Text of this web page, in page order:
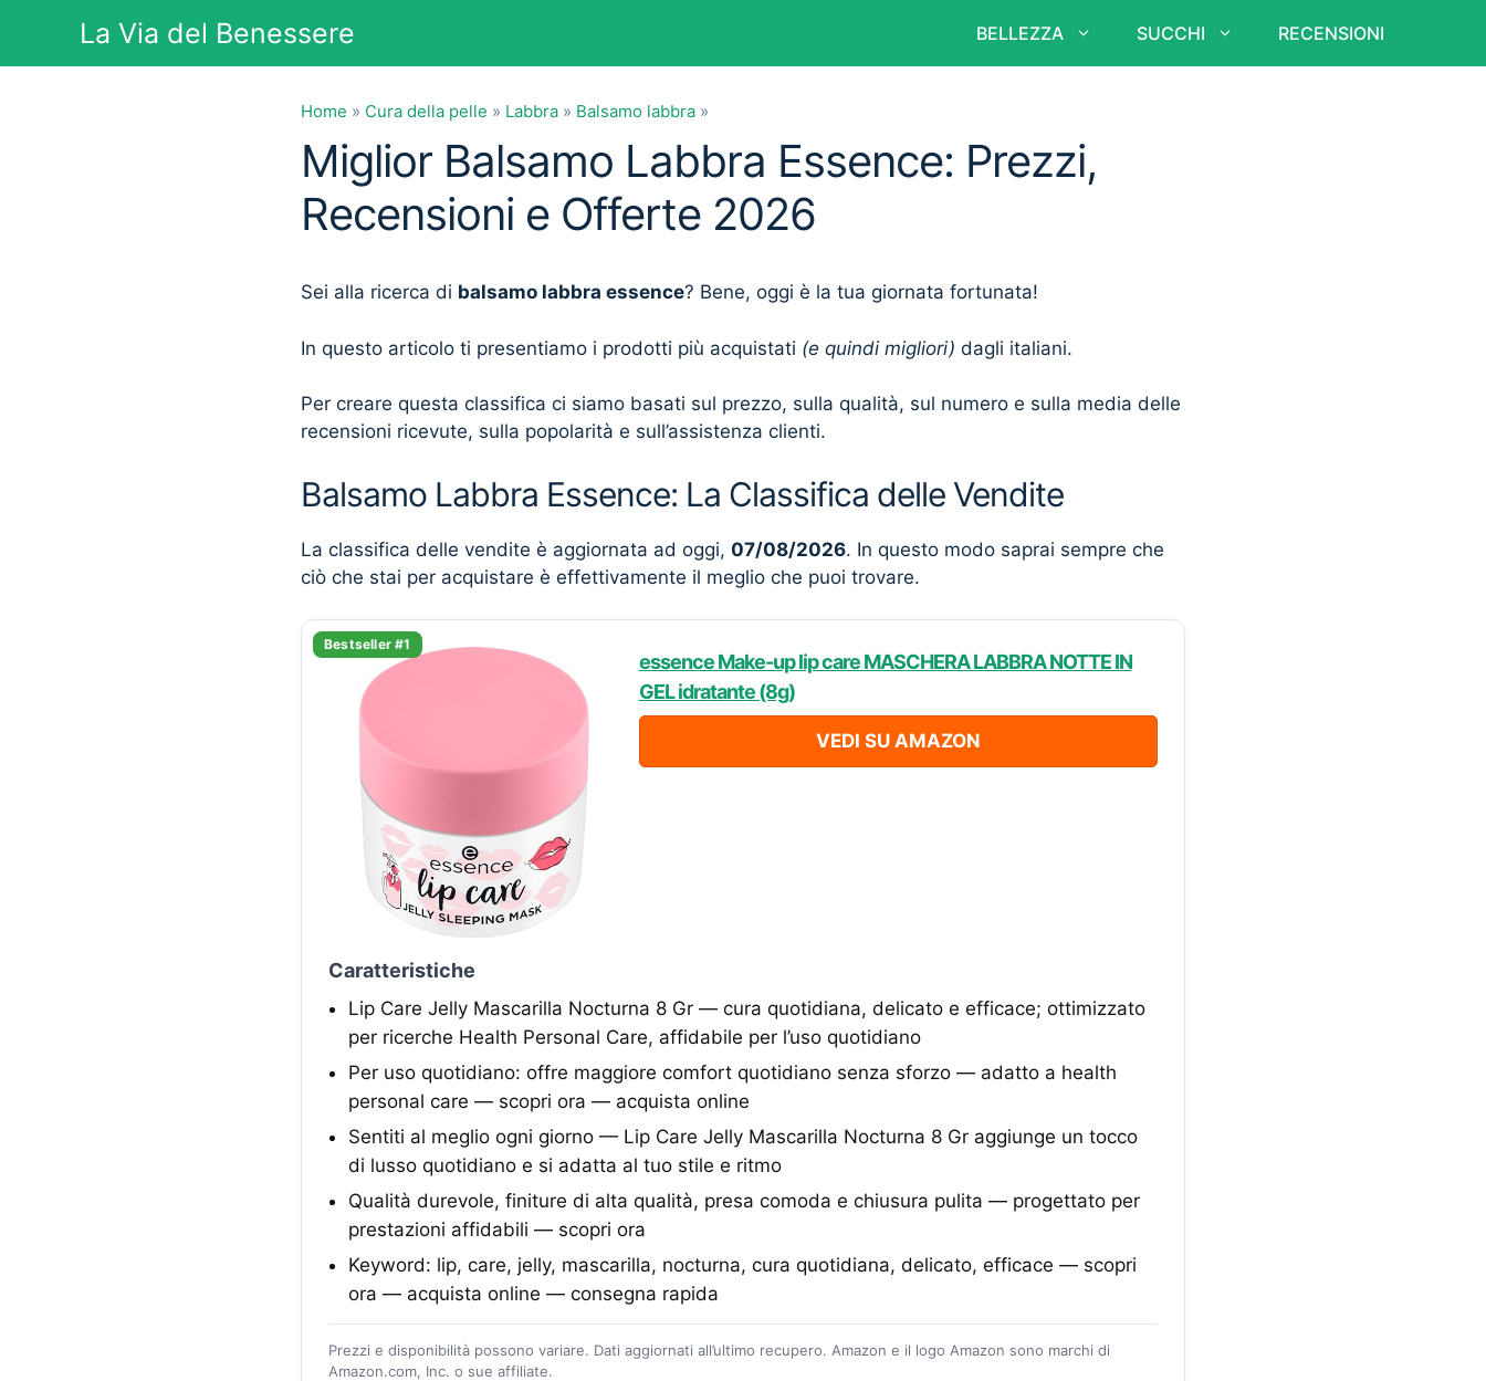
contenuto
La Via del Benessere BELLEZZA SUCCHI RECENSIONI
Home » Cura della pelle » Labbra » Balsamo labbra »
Miglior Balsamo Labbra Essence: Prezzi,
Recensioni e Offerte 2026
Sei alla ricerca di balsamo labbra essence? Bene, oggi è la tua giornata fortunata!
In questo articolo ti presentiamo i prodotti più acquistati (e quindi migliori) dagli italiani.
Per creare questa classifica ci siamo basati sul prezzo, sulla qualità, sul numero e sulla media delle
recensioni ricevute, sulla popolarità e sull’assistenza clienti.
Balsamo Labbra Essence: La Classifica delle Vendite
La classifica delle vendite è aggiornata ad oggi, 07/08/2026. In questo modo saprai sempre che
ciò che stai per acquistare è effettivamente il meglio che puoi trovare.
Bestseller #1
essence Make-up lip care MASCHERA LABBRA NOTTE IN
GEL idratante (8g)
VEDI SU AMAZON
Caratteristiche
Lip Care Jelly Mascarilla Nocturna 8 Gr — cura quotidiana, delicato e efficace; ottimizzato
per ricerche Health Personal Care, affidabile per l’uso quotidiano
Per uso quotidiano: offre maggiore comfort quotidiano senza sforzo — adatto a health
personal care — scopri ora — acquista online
Sentiti al meglio ogni giorno — Lip Care Jelly Mascarilla Nocturna 8 Gr aggiunge un tocco
di lusso quotidiano e si adatta al tuo stile e ritmo
Qualità durevole, finiture di alta qualità, presa comoda e chiusura pulita — progettato per
prestazioni affidabili — scopri ora
Keyword: lip, care, jelly, mascarilla, nocturna, cura quotidiana, delicato, efficace — scopri
ora — acquista online — consegna rapida
Prezzi e disponibilità possono variare. Dati aggiornati all’ultimo recupero. Amazon e il logo Amazon sono marchi di
Amazon.com, Inc. o sue affiliate.